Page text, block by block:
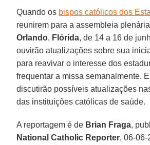
Quando os bispos católicos dos
reunirem para a assembleia
Orlando, Flórida, de 14 a 16 de
ouvirão atualizações sobre sua
para reavivar o interesse dos
frequentar a missa semanalmente.
discutirão possíveis atualizações
das instituições católicas de saúde.
A reportagem é de Brian Fraga,
National Catholic Reporter, 06-06-